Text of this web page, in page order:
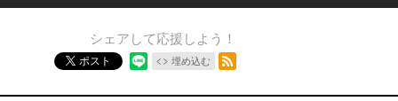
シェアして応援しよう！
ポスト 埋め込む